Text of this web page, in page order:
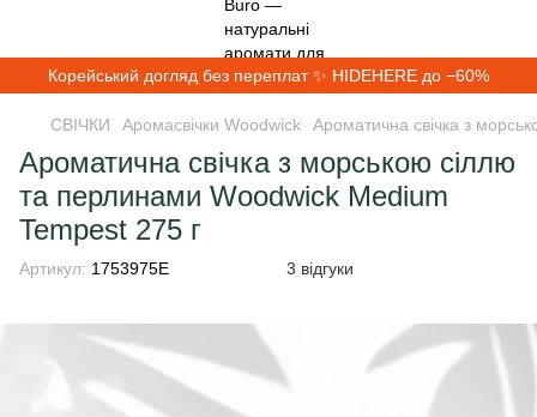
Корейський догляд без переплат ✨ HIDEHERE до −60%
СВІЧКИ Аромасвічки Woodwick Ароматична свічка з
Ароматична свічка з морською сіллю
та перлинами Woodwick Medium
Tempest 275 г
Артикул: 1753975E 3 відгуки